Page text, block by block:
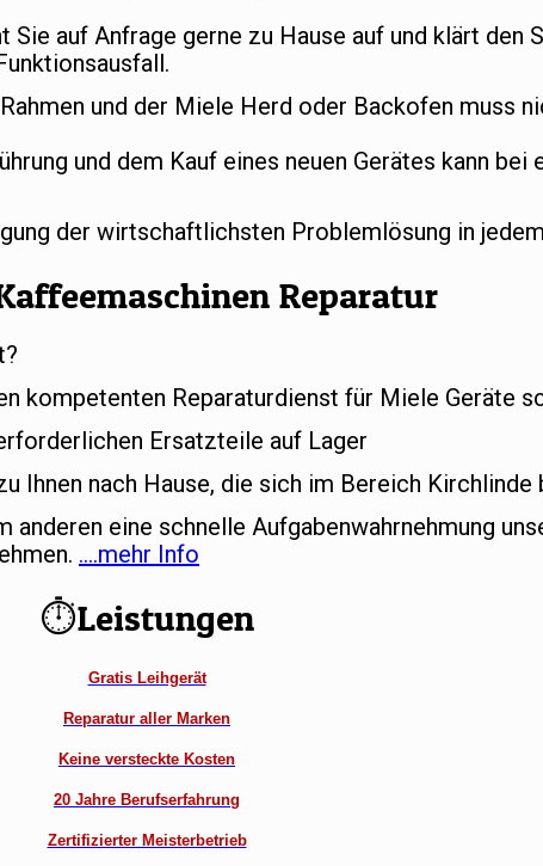
auf Anfrage gerne zu Hause auf und klärt den
und der Miele Herd oder Backofen muss
und dem Kauf eines neuen Gerätes kann
der wirtschaftlichsten Problemlösung in
Reparatur
kompetenten Reparaturdienst für Miele Geräte
Ersatzteile auf Lager
Ihnen nach Hause, die sich im Bereich Kirchlinde
eine schnelle Aufgabenwahrnehmung
….mehr Info
⏱Leistungen
Gratis Leihgerät
Reparatur aller Marken
Keine versteckte Kosten
20 Jahre Berufserfahrung
Zertifizierter Meisterbetrieb